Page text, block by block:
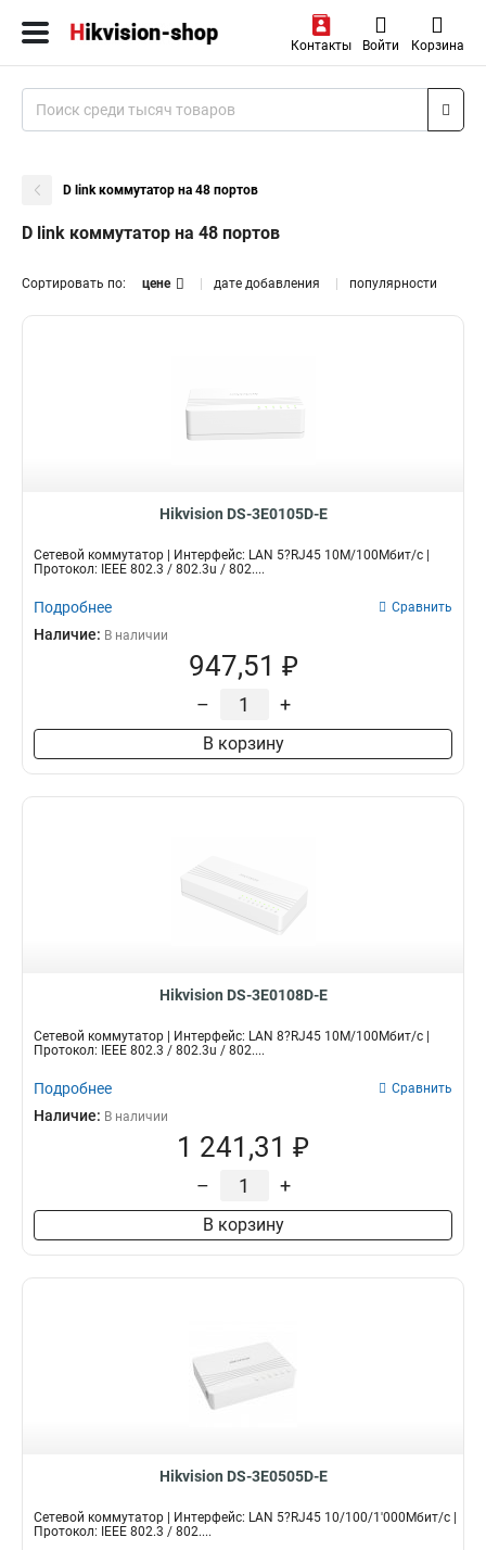
Контакты Войти Корзина
D link коммутатор на 48 портов
D link коммутатор на 48 портов
Сортировать по: цене дате добавления популярности
Hikvision DS-3E0105D-E
Сетевой коммутатор | Интерфейс: LAN 5?RJ45 10M/100Мбит/с |
Протокол: IEEE 802.3 / 802.3u / 802....
Подробнее Сравнить
Наличие: В наличии
947,51 ₽
– +
В корзину
Hikvision DS-3E0108D-E
Сетевой коммутатор | Интерфейс: LAN 8?RJ45 10M/100Мбит/с |
Протокол: IEEE 802.3 / 802.3u / 802....
Подробнее Сравнить
Наличие: В наличии
1 241,31 ₽
– +
В корзину
Hikvision DS-3E0505D-E
Сетевой коммутатор | Интерфейс: LAN 5?RJ45 10/100/1'000Мбит/с |
Протокол: IEEE 802.3 / 802....